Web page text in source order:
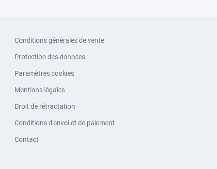
Conditions générales de vente
Protection des données
Paramètres cookies
Mentions légales
Droit de rétractation
Conditions d'envoi et de paiement
Contact